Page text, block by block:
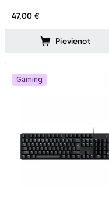
47,00 €
Pievienot
Gaming